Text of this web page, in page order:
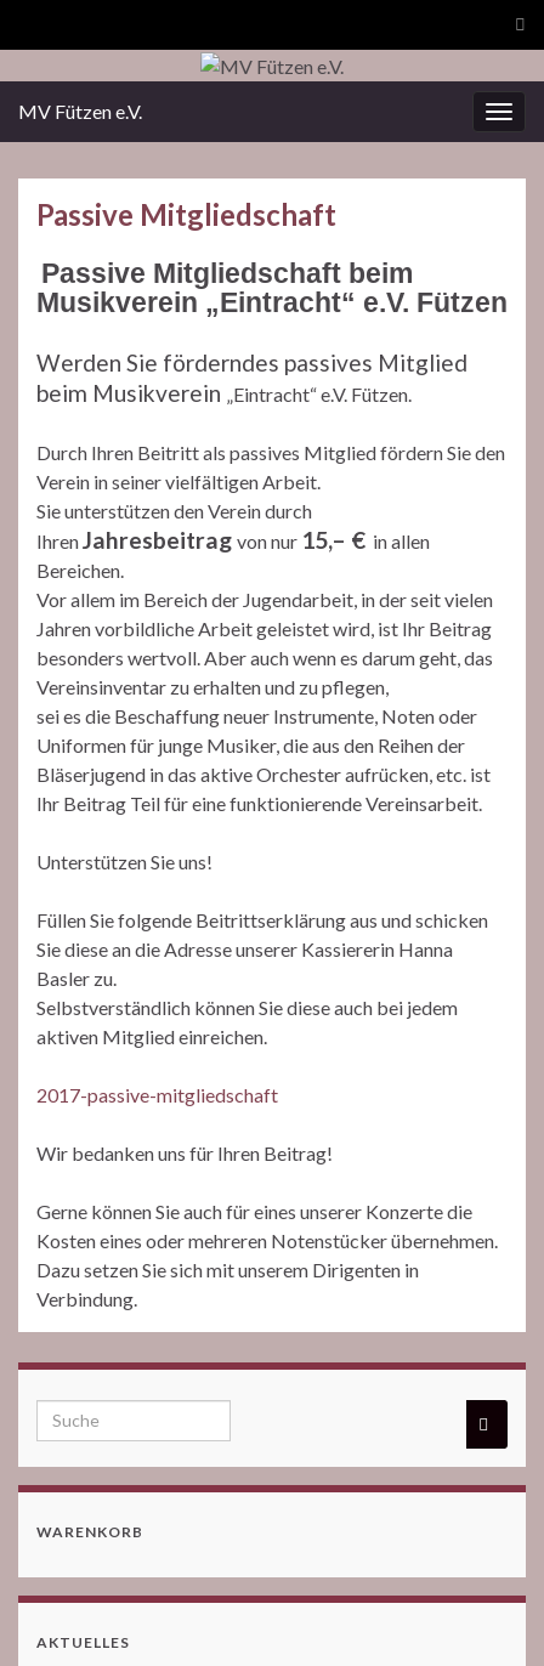
MV Fützen e.V.
Passive Mitgliedschaft
Passive Mitgliedschaft beim
Musikverein „Eintracht“ e.V. Fützen
Werden Sie förderndes passives Mitglied
beim Musikverein „Eintracht“ e.V. Fützen.
Durch Ihren Beitritt als passives Mitglied fördern Sie den
Verein in seiner vielfältigen Arbeit.
Sie unterstützen den Verein durch
IhrenJahresbeitrag von nur 15,– € in allen
Bereichen.
Vor allem im Bereich der Jugendarbeit, in der seit vielen
Jahren vorbildliche Arbeit geleistet wird, ist Ihr Beitrag
besonders wertvoll. Aber auch wenn es darum geht, das
Vereinsinventar zu erhalten und zu pflegen,
sei es die Beschaffung neuer Instrumente, Noten oder
Uniformen für junge Musiker, die aus den Reihen der
Bläserjugend in das aktive Orchester aufrücken, etc. ist
Ihr Beitrag Teil für eine funktionierende Vereinsarbeit.
Unterstützen Sie uns!
Füllen Sie folgende Beitrittserklärung aus und schicken
Sie diese an die Adresse unserer Kassiererin Hanna
Basler zu.
Selbstverständlich können Sie diese auch bei jedem
aktiven Mitglied einreichen.
2017-passive-mitgliedschaft
Wir bedanken uns für Ihren Beitrag!
Gerne können Sie auch für eines unserer Konzerte die
Kosten eines oder mehreren Notenstücker übernehmen.
Dazu setzen Sie sich mit unserem Dirigenten in
Verbindung.
WARENKORB
AKTUELLES